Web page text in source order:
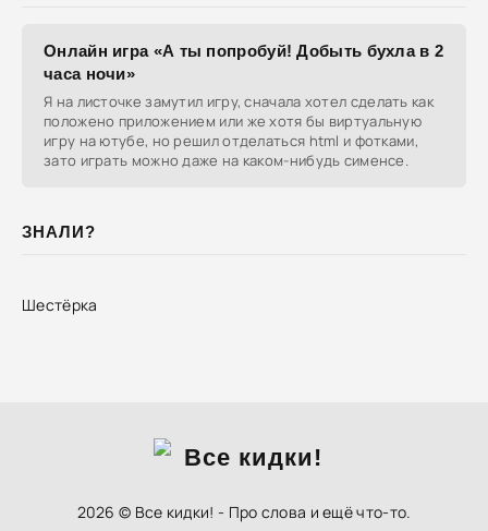
Онлайн игра «А ты попробуй! Добыть бухла в 2
часа ночи»
Я на листочке замутил игру, сначала хотел сделать как
положено приложением или же хотя бы виртуальную
игру на ютубе, но решил отделаться html и фотками,
зато играть можно даже на каком-нибудь сименсе.
ЗНАЛИ?
Шестёрка
2026 © Все кидки! - Про слова и ещё что-то.